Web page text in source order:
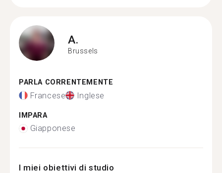
A.
Brussels
PARLA CORRENTEMENTE
Francese Inglese
IMPARA
Giapponese
I miei obiettivi di studio